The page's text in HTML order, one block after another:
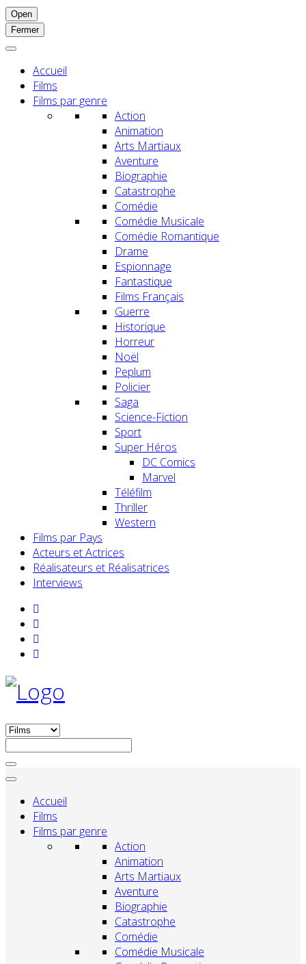
Open
Fermer
Accueil
Films
Films par genre
Action
Animation
Arts Martiaux
Aventure
Biographie
Catastrophe
Comédie
Comédie Musicale
Comédie Romantique
Drame
Espionnage
Fantastique
Films Français
Guerre
Historique
Horreur
Noël
Peplum
Policier
Saga
Science-Fiction
Sport
Super Héros
DC Comics
Marvel
Téléfilm
Thriller
Western
Films par Pays
Acteurs et Actrices
Réalisateurs et Réalisatrices
Interviews
Accueil
Films
Films par genre
Action
Animation
Arts Martiaux
Aventure
Biographie
Catastrophe
Comédie
Comédie Musicale